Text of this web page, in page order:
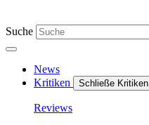
Suche
News
Kritiken
Schließe Kritiken
Reviews